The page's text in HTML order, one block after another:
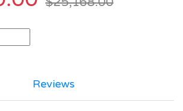
gr quantity
Reviews